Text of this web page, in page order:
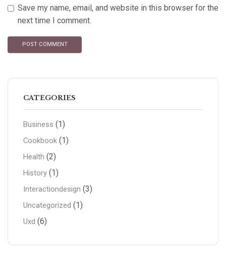
Save my name, email, and website in this browser for the
next time I comment.
CATEGORIES
Business (1)
Cookbook (1)
Health (2)
History (1)
Interactiondesign (3)
Uncategorized (1)
Uxd (6)